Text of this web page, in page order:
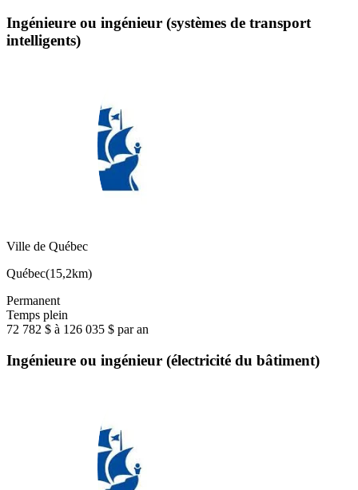
Ingénieure ou ingénieur (systèmes de transport
intelligents)
Ville de Québec
Québec(15,2km)
Permanent
Temps plein
72 782 $ à 126 035 $ par an
Ingénieure ou ingénieur (électricité du bâtiment)